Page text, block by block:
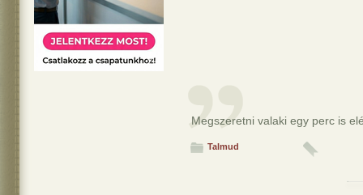
Megszeretni valaki egy perc is
Talmud